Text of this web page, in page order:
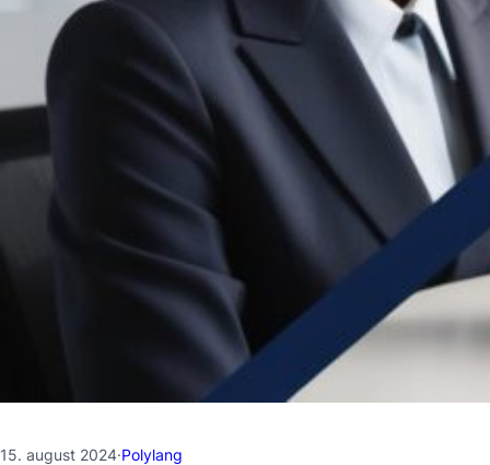
15. august 2024·Polylang